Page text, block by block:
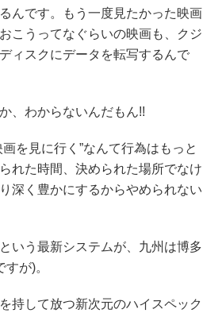
んです。もう一度見たかった映画
こうってなぐらいの映画も、クジ
ィスクにデータを転写するんで
、わからないんだもん!!
を見に行く”なんて行為はもっと
れた時間、決められた場所でなけ
深く豊かにするからやめられない
いう最新システムが、九州は博多
が)。
持して放つ新次元のハイスペック